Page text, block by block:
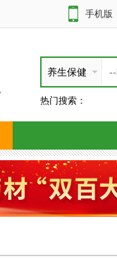
手机版
养生保健
热门搜索：